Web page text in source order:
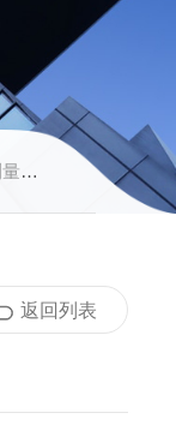
具
返回列表